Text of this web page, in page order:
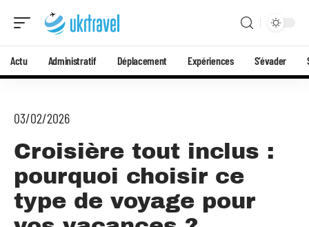
Actu Administratif Déplacement Expériences S’évader
03/02/2026
Croisière tout inclus :
pourquoi choisir ce
type de voyage pour